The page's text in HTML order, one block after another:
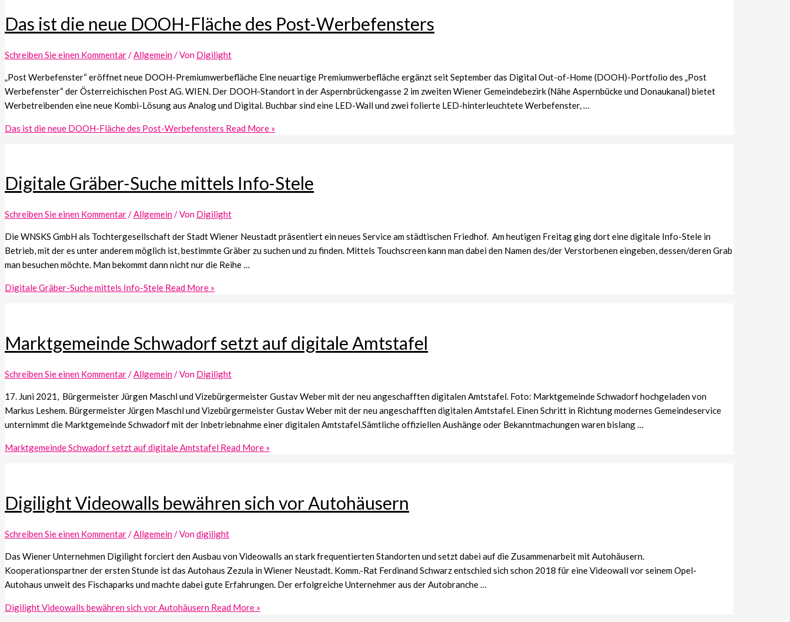
Das ist die neue DOOH-Fläche des Post-Werbefensters
Schreiben Sie einen Kommentar / Allgemein / Von Digilight
„Post Werbefenster“ eröffnet neue DOOH-Premiumwerbefläche Eine neuartige Premiumwerbefläche ergänzt seit September das Digital Out-of-Home (DOOH)-Portfolio des „Post
Werbefenster“ der Österreichischen Post AG. WIEN. Der DOOH-Standort in der Aspernbrückengasse 2 im zweiten Wiener Gemeindebezirk (Nähe Aspernbücke und Donaukanal) bietet
Werbetreibenden eine neue Kombi-Lösung aus Analog und Digital. Buchbar sind eine LED-Wall und zwei folierte LED-hinterleuchtete Werbefenster, …
Das ist die neue DOOH-Fläche des Post-Werbefensters Read More »
Digitale Gräber-Suche mittels Info-Stele
Schreiben Sie einen Kommentar/Allgemein/ Von Digilight
Die WNSKS GmbH als Tochtergesellschaft der Stadt Wiener Neustadt präsentiert ein neues Service am städtischen Friedhof. Am heutigen Freitag ging dort eine digitale Info-Stele in
Betrieb, mit der es unter anderem möglich ist, bestimmte Gräber zu suchen und zu finden. Mittels Touchscreen kann man dabei den Namen des/der Verstorbenen eingeben, dessen/deren Grab
man besuchen möchte. Man bekommt dann nicht nur die Reihe …
Digitale Gräber-Suche mittels Info-Stele Read More »
Marktgemeinde Schwadorf setzt auf digitale Amtstafel
Schreiben Sie einen Kommentar/Allgemein/ Von Digilight
17. Juni 2021, Bürgermeister Jürgen Maschl und Vizebürgermeister Gustav Weber mit der neu angeschafften digitalen Amtstafel. Foto: Marktgemeinde Schwadorf hochgeladen von
Markus Leshem. Bürgermeister Jürgen Maschl und Vizebürgermeister Gustav Weber mit der neu angeschafften digitalen Amtstafel. Einen Schritt in Richtung modernes Gemeindeservice
unternimmt die Marktgemeinde Schwadorf mit der Inbetriebnahme einer digitalen Amtstafel.Sämtliche offiziellen Aushänge oder Bekanntmachungen waren bislang …
Marktgemeinde Schwadorf setzt auf digitale Amtstafel Read More »
Digilight Videowalls bewähren sich vor Autohäusern
Schreiben Sie einen Kommentar/Allgemein/ Vondigilight
Das Wiener Unternehmen Digilight forciert den Ausbau von Videowalls an stark frequentierten Standorten und setzt dabei auf die Zusammenarbeit mit Autohäusern.
Kooperationspartner der ersten Stunde ist das Autohaus Zezula in Wiener Neustadt. Komm.-Rat Ferdinand Schwarz entschied sich schon 2018 für eine Videowall vor seinem Opel-
Autohaus unweit des Fischaparks und machte dabei gute Erfahrungen. Der erfolgreiche Unternehmer aus der Autobranche …
Digilight Videowalls bewähren sich vor Autohäusern Read More »